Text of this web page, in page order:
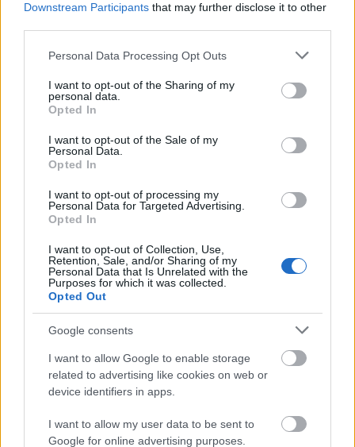
Downstream Participants that may further disclose it to other
Please note that this website/app uses one or more Google
not limited to your visit or usage behaviour. You may click to
grant or deny consent to Google and its third-party tags to
use your data for below specified purposes in below Google
consent section.
Personal Data Processing Opt Outs
I want to opt-out of the Sharing of my
personal data.
Opted In
I want to opt-out of the Sale of my
Personal Data.
Opted In
I want to opt-out of processing my
Personal Data for Targeted Advertising.
Opted In
I want to opt-out of Collection, Use,
Retention, Sale, and/or Sharing of my
Personal Data that Is Unrelated with the
Purposes for which it was collected.
Opted Out
Google consents
I want to allow Google to enable storage
related to advertising like cookies on web or
device identifiers in apps.
I want to allow my user data to be sent to
Google for online advertising purposes.
προσέθεσε: «Είναι τεράστιος ο αριθμός του
ποσοστού που καλύπτει η μικρομεσαία
επιχειρηματικότητα στην οικονομία μας. Και αυτό
συνεχίσουμε να στηρίζουμε τις μικρομεσαίες
επιχειρήσεις, υπάρχουν πάρα πολλά
προγράμματα, αλλά θα πρέπει να συνδεθούν και
με μεγαλύτερες μεταρρυθμίσεις και αλλαγές και
να ενώνονται. Στην οικονομία, αν θέλεις να
πετύχεις μακροπρόθεσμα, πρέπει να ενώνεις
δυνάμεις για να μεγαλώνεις. Έχουμε δώσει και
σχετικά φορολογικά κίνητρα».